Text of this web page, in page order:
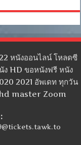
หนังออนไลน์ โหลดซี
HD ขอหนังฟรี หนัง
2021 อัพเดท ทุกวัน
master Zoom